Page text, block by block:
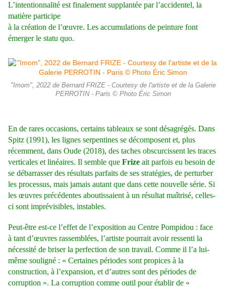
L’intentionnalité est finalement supplantée par l’accidentel, la
matière participe
à la création de l’œuvre. Les accumulations de peinture font
émerger le statu quo.
"Imom", 2022 de Bernard FRIZE - Courtesy de l'artiste et de la Galerie
PERROTIN - Paris © Photo Éric Simon
En de rares occasions, certains tableaux se sont désagrégés. Dans
Spitz (1991), les lignes serpentines se décomposent et, plus
récemment, dans Oude (2018), des taches obscurcissent les traces
verticales et linéaires. Il semble que Frize ait parfois eu besoin de
se débarrasser des résultats parfaits de ses stratégies, de perturber
les processus, mais jamais autant que dans cette nouvelle série. Si
les œuvres précédentes aboutissaient à un résultat maîtrisé, celles-
ci sont imprévisibles, instables.
Peut-être est-ce l’effet de l’exposition au Centre Pompidou : face
à tant d’œuvres rassemblées, l’artiste pourrait avoir ressenti la
nécessité de briser la perfection de son travail. Comme il l’a lui-
même souligné : « Certaines périodes sont propices à la
construction, à l’expansion, et d’autres sont des périodes de
corruption ». La corruption comme outil pour établir de «